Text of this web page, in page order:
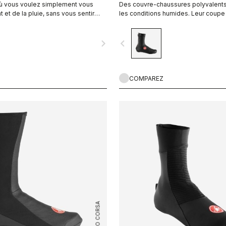
vous voulez simplement vous
et de la pluie, sans vous sentir
pour un ajustement parfait et
tout en vous
et de l'humidité.
navigate_next
Des couvre-chaussures
les conditions humides. Leur
confort par temps secs, ainsi
maximale dans les conditions
navigate_before
COMPAREZ